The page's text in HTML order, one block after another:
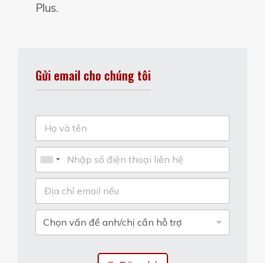
Plus.
Gửi email cho chúng tôi